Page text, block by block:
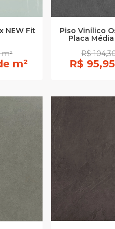
NEW Fit
m²
m²
Piso Vinílico
Placa
R$
R$